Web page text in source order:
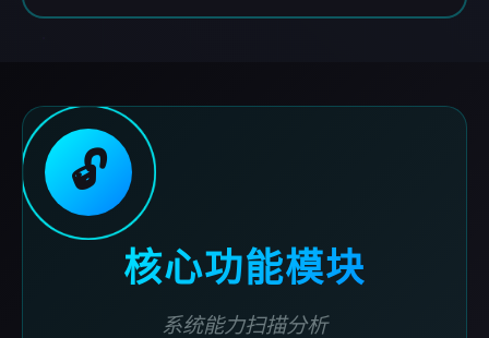
🔓
核心功能模块
系统能力扫描分析